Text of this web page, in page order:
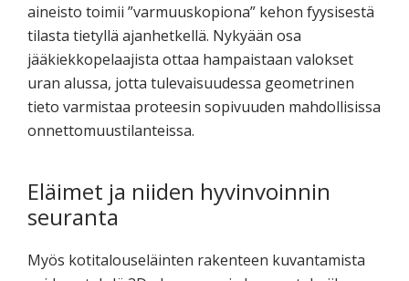
aineisto toimii ”varmuuskopiona” kehon fyysisestä
tilasta tietyllä ajanhetkellä. Nykyään osa
jääkiekkopelaajista ottaa hampaistaan valokset
uran alussa, jotta tulevaisuudessa geometrinen
tieto varmistaa proteesin sopivuuden mahdollisissa
onnettomuustilanteissa.
Eläimet ja niiden hyvinvoinnin
seuranta
Myös kotitalouseläinten rakenteen kuvantamista